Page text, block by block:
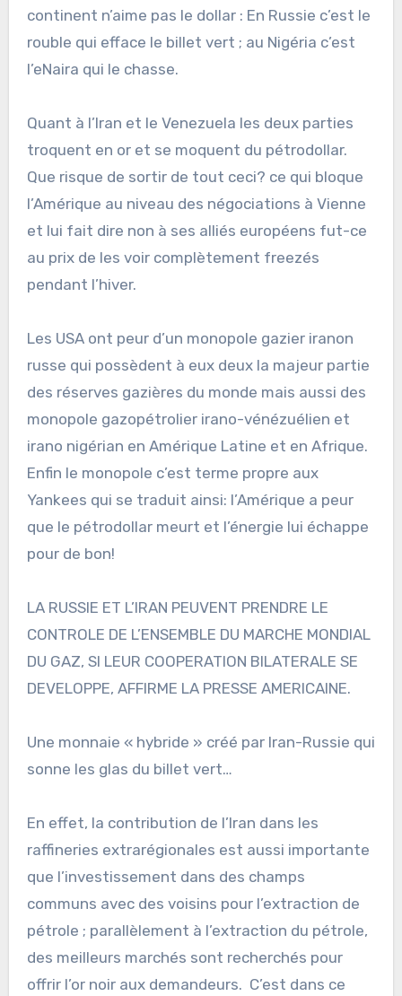
continent n’aime pas le dollar : En Russie c’est le
rouble qui efface le billet vert ; au Nigéria c’est
l’eNaira qui le chasse.
Quant à l’Iran et le Venezuela les deux parties
troquent en or et se moquent du pétrodollar.
Que risque de sortir de tout ceci? ce qui bloque
l’Amérique au niveau des négociations à Vienne
et lui fait dire non à ses alliés européens fut-ce
au prix de les voir complètement freezés
pendant l’hiver.
Les USA ont peur d’un monopole gazier iranon
russe qui possèdent à eux deux la majeur partie
des réserves gazières du monde mais aussi des
monopole gazopétrolier irano-vénézuélien et
irano nigérian en Amérique Latine et en Afrique.
Enfin le monopole c’est terme propre aux
Yankees qui se traduit ainsi: l’Amérique a peur
que le pétrodollar meurt et l’énergie lui échappe
pour de bon!
LA RUSSIE ET L’IRAN PEUVENT PRENDRE LE
CONTROLE DE L’ENSEMBLE DU MARCHE MONDIAL
DU GAZ, SI LEUR COOPERATION BILATERALE SE
DEVELOPPE, AFFIRME LA PRESSE AMERICAINE.
Une monnaie « hybride » créé par Iran-Russie qui
sonne les glas du billet vert…
En effet, la contribution de l’Iran dans les
raffineries extrarégionales est aussi importante
que l’investissement dans des champs
communs avec des voisins pour l’extraction de
pétrole ; parallèlement à l’extraction du pétrole,
des meilleurs marchés sont recherchés pour
offrir l’or noir aux demandeurs. C’est dans ce